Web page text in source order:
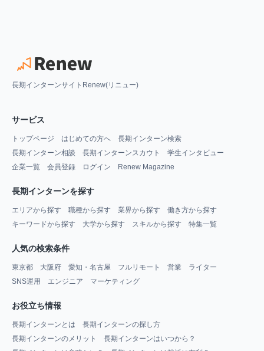
長期インターンサイトRenew(リニュー)
サービス
トップページ はじめての方へ
長期インターン検索
長期インターン相談
長期インターンスカウト
学生インタビュー
企業一覧
会員登録 ログイン Renew Magazine
長期インターンを探す
エリアから探す 職種から探す 業界から探す
働き方から探す
キーワードから探す
大学から探す スキルから探す 特集一覧
人気の検索条件
東京都 大阪府 愛知・名古屋 フルリモート 営業
ライター
SNS運用
エンジニア マーケティング
お役立ち情報
長期インターンとは
長期インターンの探し方
長期インターンのメリット
長期インターンはいつから？